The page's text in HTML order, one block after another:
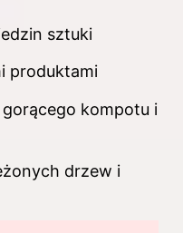
sztuki
produktami
kompotu i
drzew i